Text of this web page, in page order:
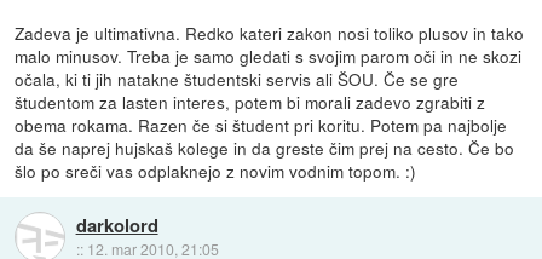
Zadeva je ultimativna. Redko kateri zakon nosi toliko plusov in tako
malo minusov. Treba je samo gledati s svojim parom oči in ne skozi
očala, ki ti jih natakne študentski servis ali ŠOU. Če se gre
študentom za lasten interes, potem bi morali zadevo zgrabiti z
obema rokama. Razen če si študent pri koritu. Potem pa najbolje
da še naprej hujskaš kolege in da greste čim prej na cesto. Če bo
šlo po sreči vas odplaknejo z novim vodnim topom. :)
darkolord
:: 12. mar 2010, 21:05